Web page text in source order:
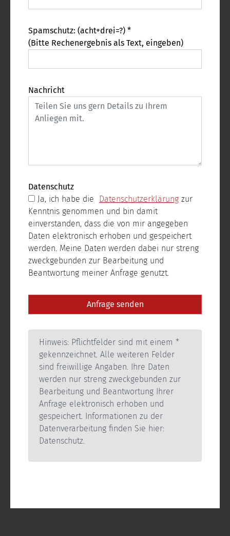
Spamschutz: (acht+drei=?) *
(Bitte Rechenergebnis als Text, eingeben)
Nachricht
Datenschutz
Ja, ich habe die
Datenschutzerklärung
Kenntnis genommen und bin damit
einverstanden, dass die von mir angegeben
Daten elektronisch erhoben und gespeichert
werden. Meine Daten werden dabei nur streng
zweckgebunden zur Bearbeitung und
Beantwortung meiner Anfrage genutzt.
Hinweis: Pflichtfelder sind mit einem *
gekennzeichnet. Alle weiteren Felder
sind freiwillige Angaben. Ihre Daten
werden nur streng zweckgebunden zur
Bearbeitung und Beantwortung Ihrer
Anfrage elektronisch erhoben und
gespeichert. Informationen zu der
Datenverarbeitung finden Sie hier:
Datenschutz.